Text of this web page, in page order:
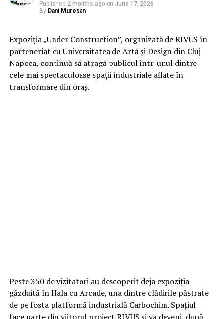
Published 2 months ago on June 17, 2026
By Dani Muresan
Expoziția „Under Construction”, organizată de RIVUS în
parteneriat cu Universitatea de Artă și Design din Cluj-
Napoca, continuă să atragă publicul într-unul dintre
cele mai spectaculoase spații industriale aflate în
transformare din oraș.
Peste 350 de vizitatori au descoperit deja expoziția
găzduită în Hala cu Arcade, una dintre clădirile păstrate
de pe fosta platformă industrială Carbochim. Spațiul
face parte din viitorul proiect RIVUS și va deveni, după